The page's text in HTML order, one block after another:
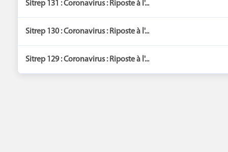
Sitrep 131 : Coronavirus : Riposte à l'...
Sitrep 130 : Coronavirus : Riposte à l'...
Sitrep 129 : Coronavirus : Riposte à l'...